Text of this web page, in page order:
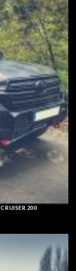
200